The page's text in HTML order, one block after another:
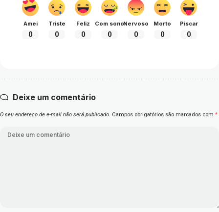
Amei
0
Triste
0
Feliz
0
Com sono
0
Nervoso
0
Morto
0
Piscar
0
Deixe um comentário
O seu endereço de e-mail não será publicado. Campos obrigatórios são marcados com *